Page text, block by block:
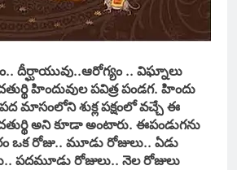
దీర్ఘాయువు..ఆరోగ్యం .. విఘ్నాలు
హిందువుల పవిత్ర పండగ. హిందు
మాసంలోని శుక్ల పక్షంలో వచ్చే ఈ
అని కూడా అంటారు. ఈపండుగను
ఒక రోజు.. మూడు రోజులు.. ఏడు
పదమూడు రోజులు.. నెల రోజులు